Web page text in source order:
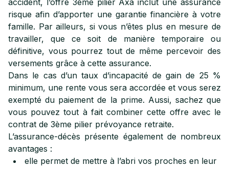
accident, l’offre 3ème pilier Axa inclut une assurance
risque afin d’apporter une garantie financière à votre
famille. Par ailleurs, si vous n’êtes plus en mesure de
travailler, que ce soit de manière temporaire ou
définitive, vous pourrez tout de même percevoir des
versements grâce à cette assurance.
Dans le cas d’un taux d’incapacité de gain de 25 %
minimum, une rente vous sera accordée et vous serez
exempté du paiement de la prime. Aussi, sachez que
vous pouvez tout à fait combiner cette offre avec le
contrat de 3ème pilier prévoyance retraite.
L’assurance-décès présente également de nombreux
avantages :
elle permet de mettre à l’abri vos proches en leur